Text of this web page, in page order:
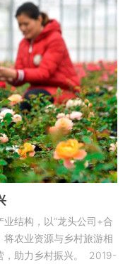
结构，以“龙头公司+合
农业资源与乡村旅游相
助力乡村振兴。
2019-